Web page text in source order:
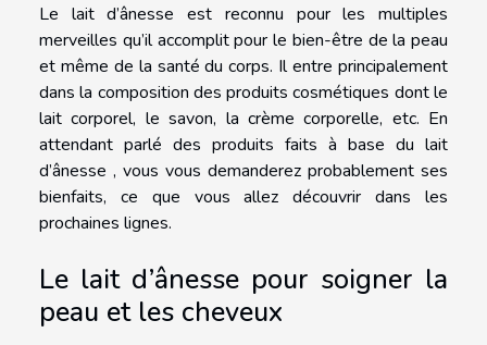
Le lait d’ânesse est reconnu pour les multiples
merveilles qu’il accomplit pour le bien-être de la peau
et même de la santé du corps. Il entre principalement
dans la composition des produits cosmétiques dont le
lait corporel, le savon, la crème corporelle, etc. En
attendant parlé des produits faits à base du lait
d’ânesse , vous vous demanderez probablement ses
bienfaits, ce que vous allez découvrir dans les
prochaines lignes.
Le lait d’ânesse pour soigner la
peau et les cheveux